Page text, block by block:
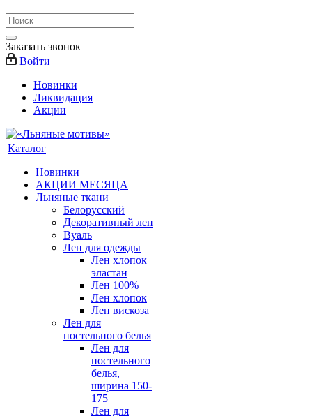
Заказать звонок
Войти
Новинки
Ликвидация
Акции
Каталог
Новинки
АКЦИИ МЕСЯЦА
Льняные ткани
Белорусский
Декоративный лен
Вуаль
Лен для одежды
Лен хлопок
эластан
Лен 100%
Лен хлопок
Лен вискоза
Лен для
постельного белья
Лен для
постельного
белья,
ширина 150-
175
Лен для